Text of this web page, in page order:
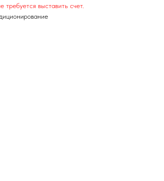
требуется выставить счет.